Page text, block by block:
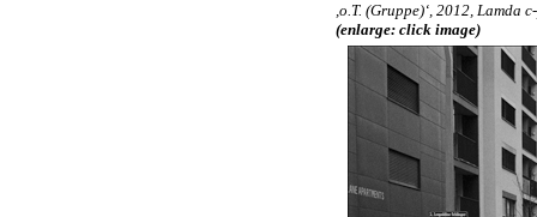
,o.T. (Gruppe)‘, 2012, Lamda
(enlarge: click image)